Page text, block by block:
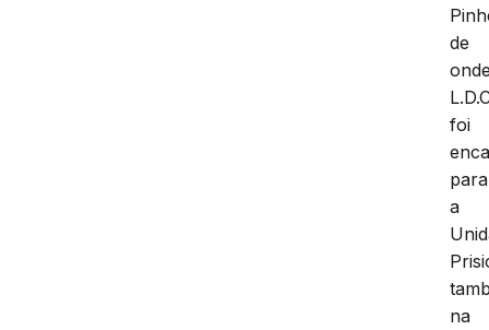
de
foi
para
a
na